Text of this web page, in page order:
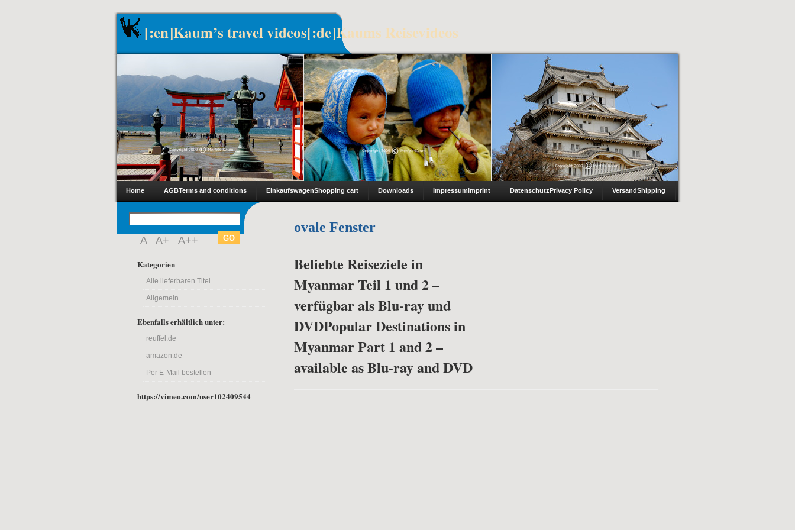
[:en]Kaum’s travel videos[:de]Kaums Reisevideos
Home AGBTerms and conditions EinkaufswagenShopping cart Downloads ImpressumImprint DatenschutzPrivacy Policy VersandShipping
A A+ A++
Kategorien
Alle lieferbaren Titel
Allgemein
Ebenfalls erhältlich unter:
reuffel.de
amazon.de
Per E-Mail bestellen
https://vimeo.com/user102409544
ovale Fenster
Beliebte Reiseziele in
Myanmar Teil 1 und 2 –
verfügbar als Blu-ray und
DVDPopular Destinations in
Myanmar Part 1 and 2 –
available as Blu-ray and DVD